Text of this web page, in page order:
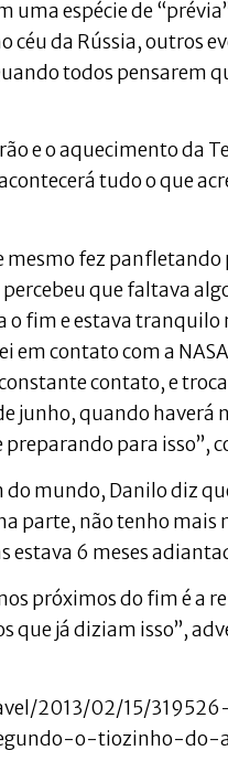
uma espécie de
céu da Rússia, outros
todos pensarem
e o aquecimento da
tudo o que
mesmo fez
que faltava
o fim e estava
em contato com a
contato, e
junho, quando haverá
preparando para isso”,
mundo, Danilo diz
parte, não tenho mais
estava 6 meses
próximos do fim é a
já diziam isso”,
2013/02/15/
o-tiozinho-do-